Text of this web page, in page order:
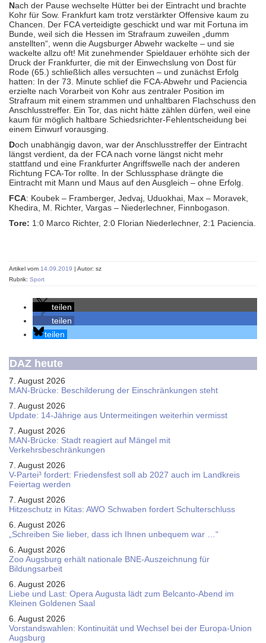
Nach der Pause wechselte Hütter bei der Eintracht und brachte
Kohr für Sow. Frankfurt kam trotz verstärkter Offensive kaum zu
Chancen. Der FCA verteidigte geschickt und war mit Fortuna im
Bunde, weil sich die Hessen im Strafraum zuweilen „dumm
anstellten“, wenn die Augsburger Abwehr wackelte – und sie
wackelte allzu oft! Mit zunehmender Spieldauer erhöhte sich der
Druck der Frankfurter, die mit der Einwechslung von Dost für
Rode (65.) schließlich alles versuchten – und zunächst Erfolg
hatten: In der 73. Minute schlief die FCA-Abwehr und Paciencia
erzielte nach Vorarbeit von Kohr aus zentraler Position im
Strafraum mit einem strammen und unhaltbaren Flachschuss den
Anschlusstreffer. Ein Tor, das nicht hätte zählen dürfen, weil eine
kaum für möglich haltbare Schiedsrichter-Fehlentscheidung bei
einem Einwurf vorausging.
Doch unabhängig davon, war der Anschlusstreffer der Eintracht
längst verdient, da der FCA nach vorne längst nicht mehr
stattfand und eine Frankfurter Angriffswelle nach der anderen
Richtung FCA-Tor rollte. In der Schlussphase drängte die
Eintracht mit Mann und Maus auf den Ausgleich – ohne Erfolg.
FCA: Koubek – Framberger, Jedvaj, Uduokhai, Max – Moravek,
Khedira, M. Richter, Vargas – Niederlechner, Finnbogason.
Tore: 1:0 Marco Richter, 2:0 Florian Niederlechner, 2:1 Paciencia.
Artikel vom 14.09.2019 | Autor: sz
Rubrik: Sport
teilen
teilen
teilen
DAZ heute
7. August 2026
MAN-Brücke: Beschilderung der Einschränkungen steht
7. August 2026
Update: 14-Jährige aus Untermeitingen weiterhin vermisst
7. August 2026
MAN-Brücke: Stadt reagiert auf Mängel mit
Verkehrsbeschränkungen
7. August 2026
V-Partei­³ fordert: Friedens­fest soll ab 2027 auch im Land­kreis
Feier­tag werden
7. August 2026
Hitzeschutz in Kitas: AWO Schwaben fordert Schulterschluss
6. August 2026
„Schreiben Sie lieber, dass ich Ihnen unbequem war …“
6. August 2026
Zoo Augsburg erhält nationale BNE-Auszeichnung für
Bildungsarbeit
6. August 2026
Liebe und Last: Opera Augusta lädt zum Belcanto-Abend im
Kleinen Goldenen Saal
6. August 2026
Vorstandswahlen: Kontinuität und Wechsel bei der Europa-Union
Augsburg